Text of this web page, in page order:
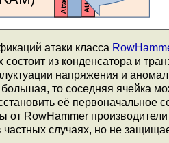
атаки класса
из конденсатора и
напряжения и
то соседняя ячейка
её первоначальное
RowHammer
случаях, но не